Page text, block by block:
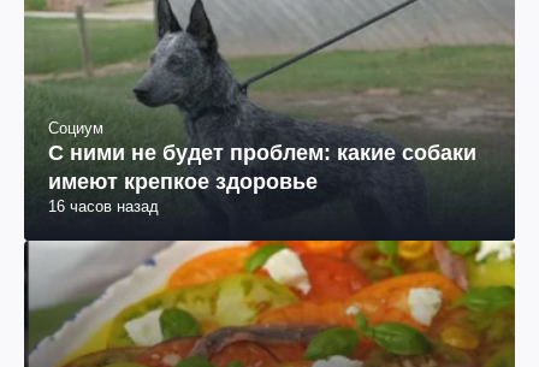
Социум
С ними не будет проблем: какие собаки
имеют крепкое здоровье
16 часов назад